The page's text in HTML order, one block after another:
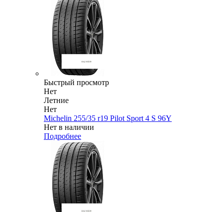
Быстрый просмотр
Нет
Летние
Нет
Michelin 255/35 r19 Pilot Sport 4 S 96Y
Нет в наличии
Подробнее